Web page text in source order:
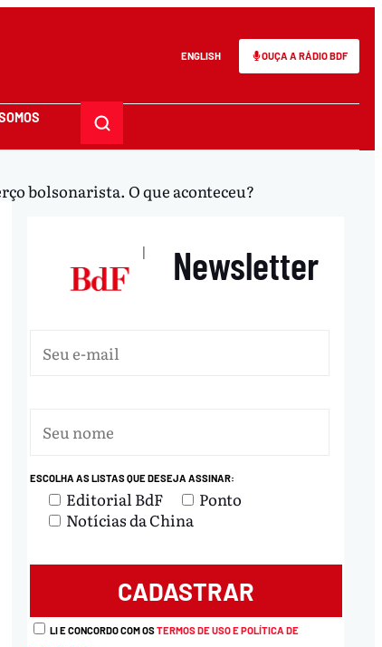
ENGLISH OUÇA A RÁDIO BDF
bolsonarista. O que aconteceu?
| Newsletter
ESCOLHA AS LISTAS QUE DESEJA ASSINAR:
Editorial BdF
Ponto
Notícias da China
LI E CONCORDO COM OSTERMOS DE USO E POLÍTICA DE